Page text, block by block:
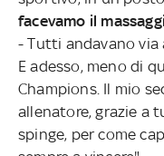
facevamo il
- Tutti andavano via
E adesso, meno di
Champions. Il mio
allenatore, grazie a
spinge, per come